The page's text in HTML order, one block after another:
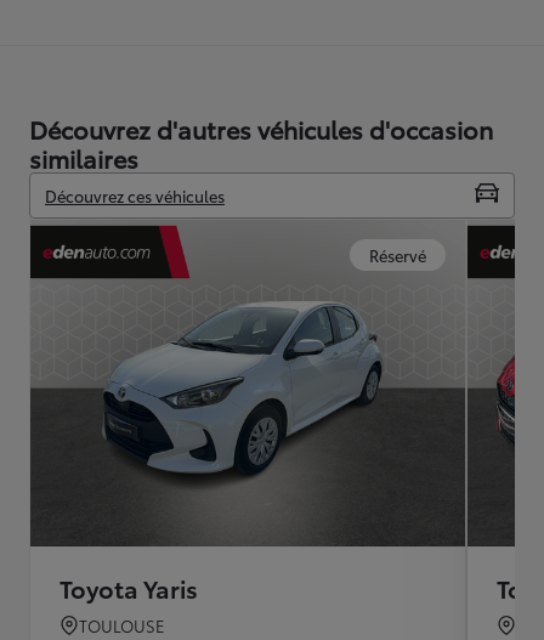
Découvrez d'autres véhicules d'occasion
similaires
Découvrez ces véhicules
Réservé
Toyota Yaris
TOULOUSE